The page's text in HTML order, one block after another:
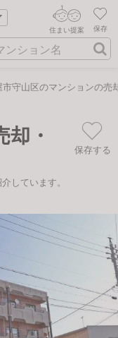
保存
住まい提案
市守山区のマンションの売
・
保存する
しています。